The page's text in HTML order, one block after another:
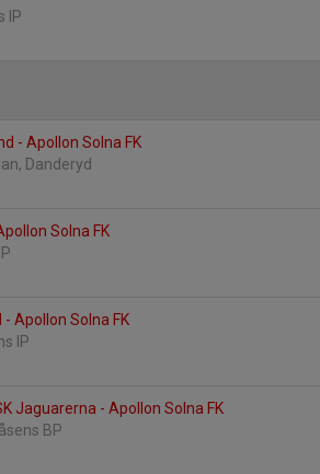
IP
- Apollon Solna FK
Danderyd
Solna FK
- Apollon Solna FK
IP
Jaguarerna - Apollon Solna FK
BP